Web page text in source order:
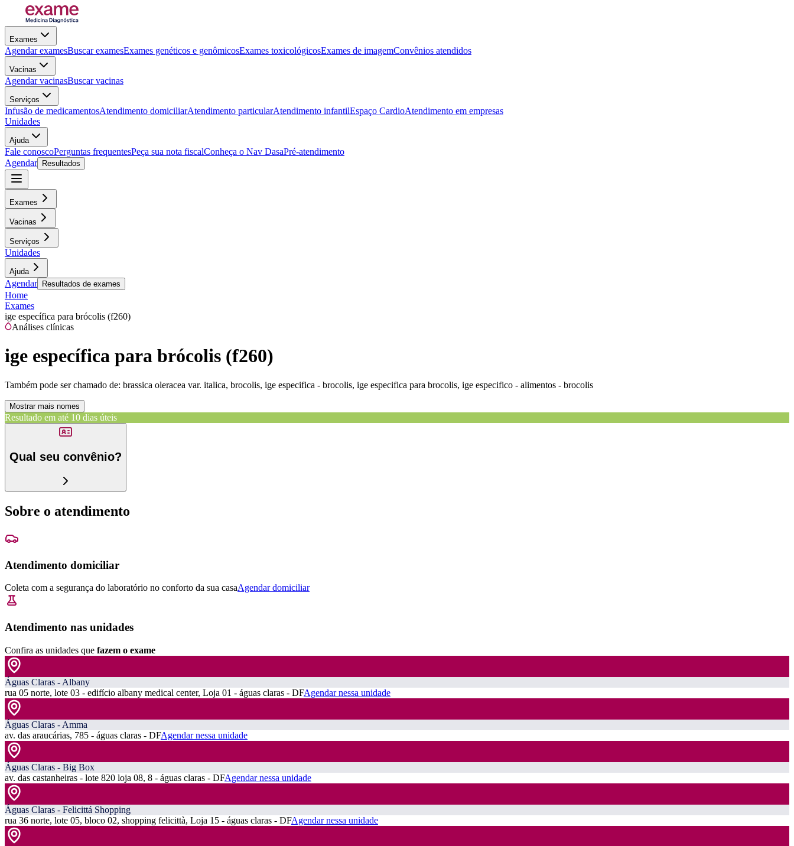
Exames
Agendar examesBuscar examesExames genéticos e genômicosExames toxicológicosExames de imagemConvênios atendidos
Vacinas
Agendar vacinasBuscar vacinas
Serviços
Infusão de medicamentosAtendimento domiciliarAtendimento particularAtendimento infantilEspaço CardioAtendimento em empresas
Unidades
Ajuda
Fale conoscoPerguntas frequentesPeça sua nota fiscalConheça o Nav DasaPré-atendimento
Agendar
Resultados
Exames
Vacinas
Serviços
Unidades
Ajuda
Agendar Resultados de exames
Home
Exames
ige específica para brócolis (f260)
Análises clínicas
ige específica para brócolis (f260)
Também pode ser chamado de: brassica oleracea var. italica, brocolis, ige especifica - brocolis, ige especifica para brocolis, ige especifico - alimentos - brocolis
Mostrar mais nomes
Resultado em até 10 dias úteis
Qual seu convênio?
Sobre o atendimento
Atendimento domiciliar
Coleta com a segurança do laboratório no conforto da sua casaAgendar domiciliar
Atendimento nas unidades
Confira as unidades que fazem o exame
Águas Claras - Albany
rua 05 norte, lote 03 - edifício albany medical center, Loja 01 - águas claras - DFAgendar nessa unidade
Águas Claras - Amma
av. das araucárias, 785 - águas claras - DFAgendar nessa unidade
Águas Claras - Big Box
av. das castanheiras - lote 820 loja 08, 8 - águas claras - DFAgendar nessa unidade
Águas Claras - Felicittá Shopping
rua 36 norte, lote 05, bloco 02, shopping felicittà, Loja 15 - águas claras - DFAgendar nessa unidade